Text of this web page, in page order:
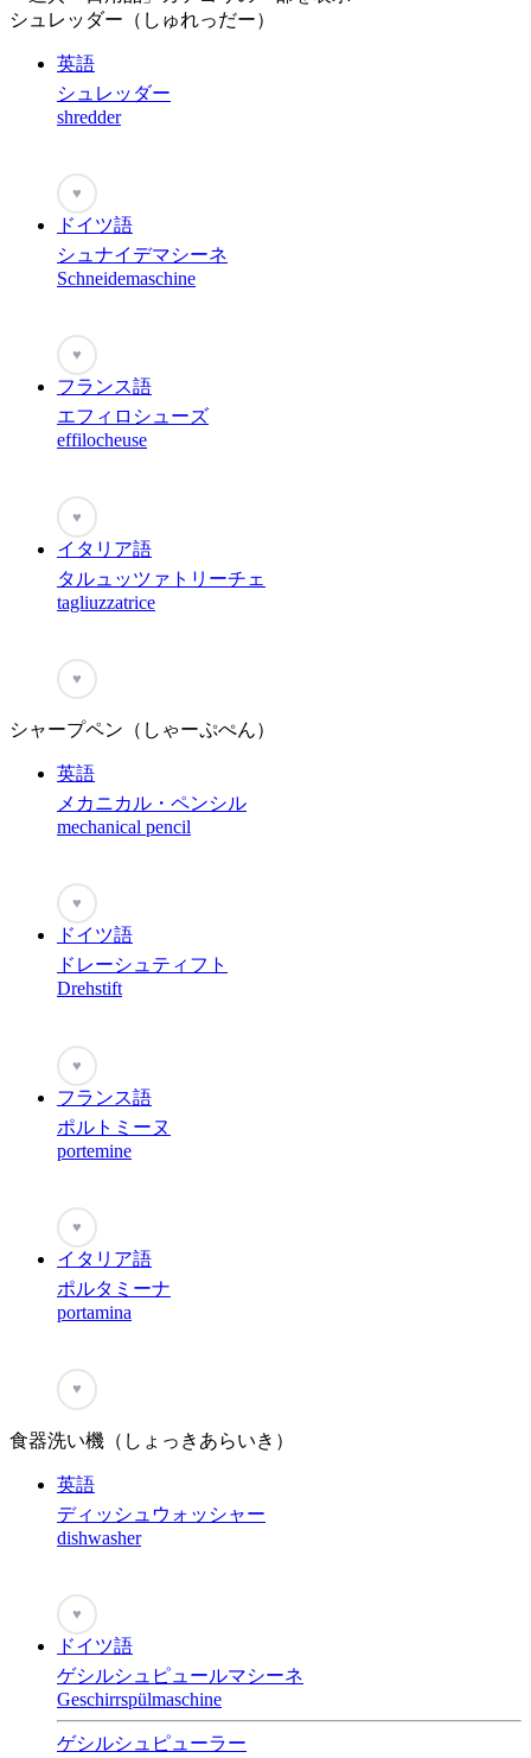
シュレッダー（しゅれっだー）
英語
シュレッダー
shredder
♥
ドイツ語
シュナイデマシーネ
Schneidemaschine
♥
フランス語
エフィロシューズ
effilocheuse
♥
イタリア語
タルュッツァトリーチェ
tagliuzzatrice
♥
シャープペン（しゃーぷぺん）
英語
メカニカル・ペンシル
mechanical pencil
♥
ドイツ語
ドレーシュティフト
Drehstift
♥
フランス語
ポルトミーヌ
portemine
♥
イタリア語
ポルタミーナ
portamina
♥
食器洗い機（しょっきあらいき）
英語
ディッシュウォッシャー
dishwasher
♥
ドイツ語
ゲシルシュピュールマシーネ
Geschirrspülmaschine
ゲシルシュピューラー